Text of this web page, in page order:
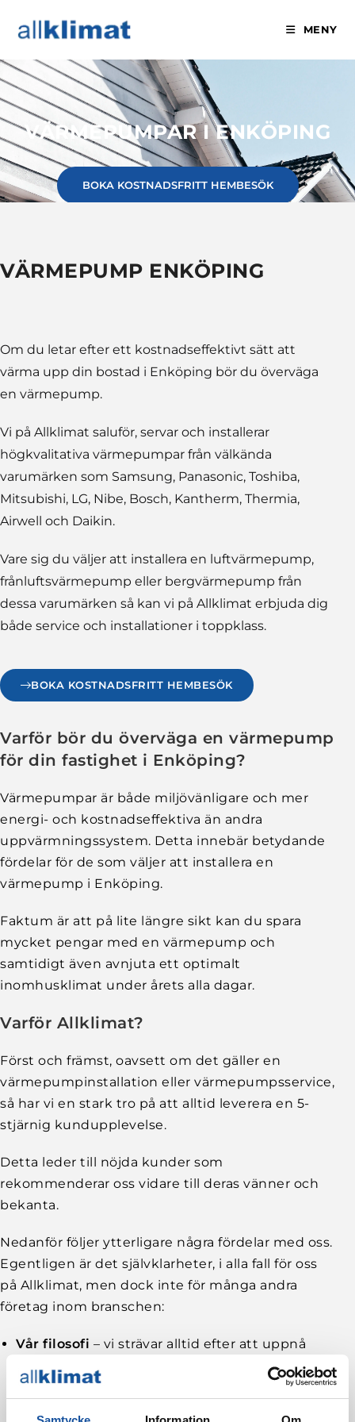
MENY
VÄRMEPUMPAR I ENKÖPING
BOKA KOSTNADSFRITT HEMBESÖK
VÄRMEPUMP ENKÖPING
Om du letar efter ett kostnadseffektivt sätt att
värma upp din bostad i Enköping bör du överväga
en värmepump.
Vi på Allklimat saluför, servar och installerar
högkvalitativa värmepumpar från välkända
varumärken som Samsung, Panasonic, Toshiba,
Mitsubishi, LG, Nibe, Bosch, Kantherm, Thermia,
Airwell och Daikin.
Vare sig du väljer att installera en luftvärmepump,
frånluftsvärmepump eller bergvärmepump från
dessa varumärken så kan vi på Allklimat erbjuda dig
både service och installationer i toppklass.
BOKA KOSTNADSFRITT HEMBESÖK
Varför bör du överväga en värmepump
för din fastighet i Enköping?
Värmepumpar är både miljövänligare och mer
energi- och kostnadseffektiva än andra
uppvärmningssystem. Detta innebär betydande
fördelar för de som väljer att installera en
värmepump i Enköping.
Faktum är att på lite längre sikt kan du spara
mycket pengar med en värmepump och
samtidigt även avnjuta ett optimalt
inomhusklimat under årets alla dagar.
Varför Allklimat?
Först och främst, oavsett om det gäller en
värmepumpinstallation eller värmepumpsservice,
så har vi en stark tro på att alltid leverera en 5-
stjärnig kundupplevelse.
Detta leder till nöjda kunder som
rekommenderar oss vidare till deras vänner och
bekanta.
Nedanför följer ytterligare några fördelar med oss.
Egentligen är det självklarheter, i alla fall för oss
på Allklimat, men dock inte för många andra
företag inom branschen:
Vår filosofi – vi strävar alltid efter att uppnå
total kundnöjdhet och lyckas i princip alltid
med det.